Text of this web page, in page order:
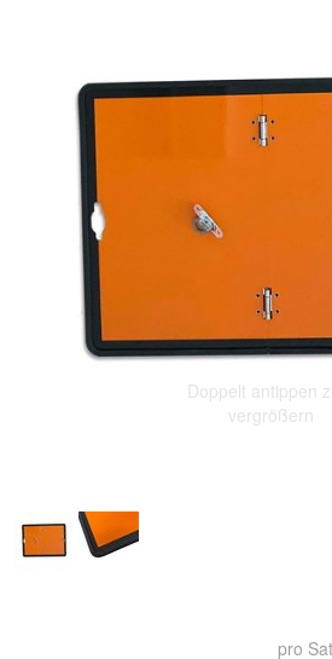
Doppelt antippen
vergrößern
pro